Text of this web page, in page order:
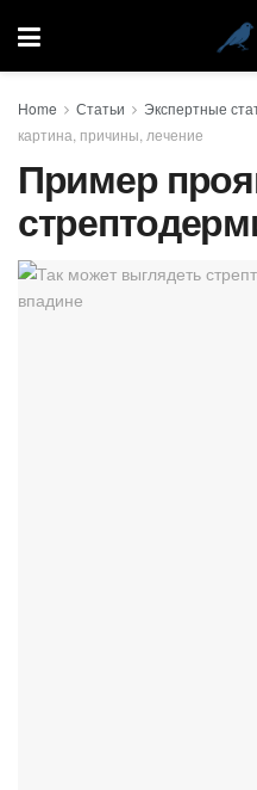
Home Статьи Экспертные
картина, причины, лечение
Пример